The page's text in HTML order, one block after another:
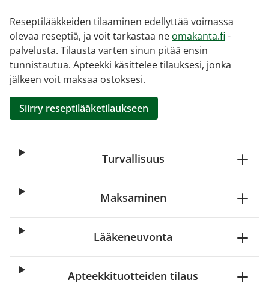
Reseptilääkkeiden tilaaminen edellyttää voimassa
olevaa reseptiä, ja voit tarkastaa ne omakanta.fi -
palvelusta. Tilausta varten sinun pitää ensin
tunnistautua. Apteekki käsittelee tilauksesi, jonka
jälkeen voit maksaa ostoksesi.
Siirry reseptilääketilaukseen
Turvallisuus
Maksaminen
Lääkeneuvonta
Apteekkituotteiden tilaus